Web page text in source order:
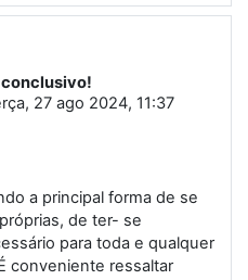
conclusivo!
27 ago 2024, 11:37
a principal forma de se
de ter- se
para toda e qualquer
conveniente ressaltar